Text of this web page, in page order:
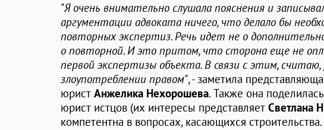
"Я очень внимательно слушала пояснения и
аргументации адвоката ничего, что делало бы
повторных экспертиз. Речь идет не о
о повторной. И это притом, что сторона еще не
первой экспертизы объекта. В связи с этим,
злоупотреблении правом", - заметила
юрист Анжелика Нехорошева. Также она
юрист истцов (их интересы представляет Светлана
компетентна в вопросах, касающихся строительства.